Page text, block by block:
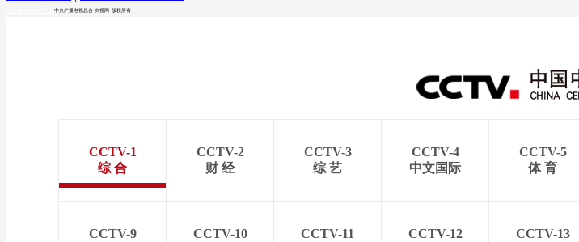
中央广播电视总台 央视网 版权所有
CCTV-1
综 合
CCTV-2
财 经
CCTV-3
综 艺
CCTV-4
中文国际
CCTV-5
体 育
CCTV-9
CCTV-10
CCTV-11
CCTV-12
CCTV-13